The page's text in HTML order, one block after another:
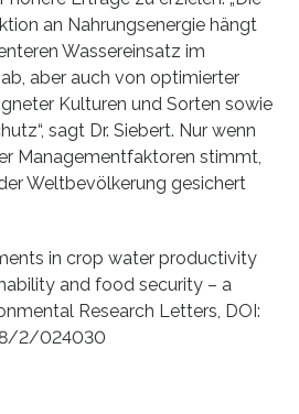
an Nahrungsenergie hängt
Wassereinsatz im
aber auch von optimierter
Kulturen und Sorten sowie
sagt Dr. Siebert. Nur wenn
Managementfaktoren stimmt,
Weltbevölkerung gesichert
in crop water productivity
and food security – a
Research Letters, DOI:
8/2/024030